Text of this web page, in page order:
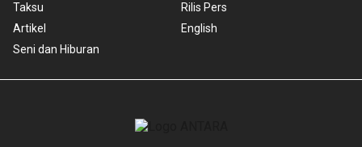
Taksu
Artikel
Seni dan Hiburan
Rilis Pers
English